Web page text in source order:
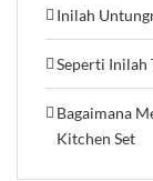
Inilah
Seperti Inilah
Bagaimana
Kitchen Set